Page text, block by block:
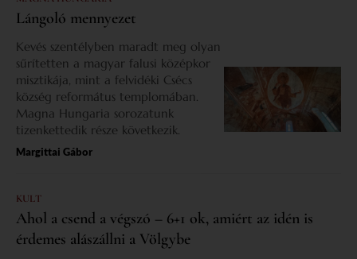
Lángoló mennyezet
Kevés szentélyben maradt meg olyan
sűrítetten a magyar falusi középkor
misztikája, mint a felvidéki Csécs
község református templomában.
Magna Hungaria sorozatunk
tizenkettedik része következik.
Margittai Gábor
KULT
Ahol a csend a végszó – 6+1 ok, amiért az idén is
érdemes alászállni a Völgybe